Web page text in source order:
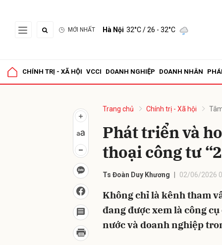
MỚI NHẤT Hà Nội 32°C/ 26 - 32°C
CHÍNH TRỊ - XÃ HỘI VCCI DOANH NGHIỆP DOANH NHÂN
Trang chủ Chính trị - Xã hội
Phát triển và
thoại công tư
Ts Đoàn Duy Khương 02/06/2026
Không chỉ là kênh tham
đang được xem là công
nước và doanh nghiệp